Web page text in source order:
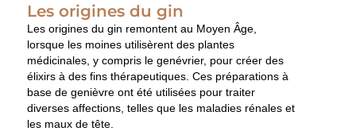
Les origines du gin
Les origines du gin remontent au Moyen Âge,
lorsque les moines utilisèrent des plantes
médicinales, y compris le genévrier, pour créer des
élixirs à des fins thérapeutiques. Ces préparations à
base de genièvre ont été utilisées pour traiter
diverses affections, telles que les maladies rénales et
les maux de tête.